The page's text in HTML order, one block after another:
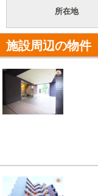
所在地
施設周辺の物件